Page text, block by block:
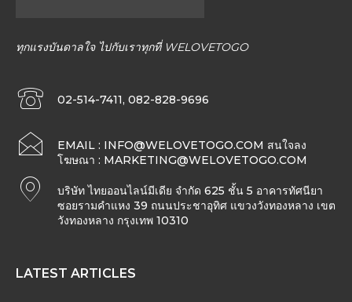
ทุกแรงบันดาลใจ ไปกับเราทุกที่ WELOVETOGO
02-514-7411, 082-828-9696
EMAIL : INFO@WELOVETOGO.COM สนใจลง
โฆษณา : MARKETING@WELOVETOGO.COM
บริษัท ไทยออนไลน์มีเดีย จำกัด 625 ชั้น 5 อาคารทัศนียา
ซอยรามคำแหง 39 ถนนประชาอุทิศ แขวงวังทองหลาง เขต
วังทองหลาง กรุงเทพ 10310
LATEST ARTICLES